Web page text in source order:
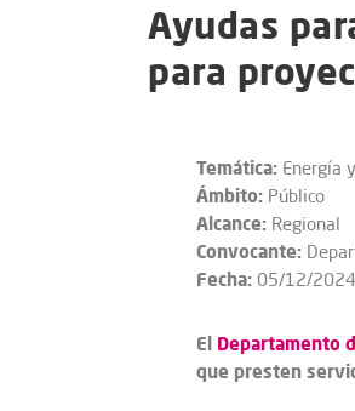
Ayudas
para
Temática: Energía
Ámbito: Público
Alcance: Regional
Convocante:
Fecha: 05/12/2024
El Departamento
que presten